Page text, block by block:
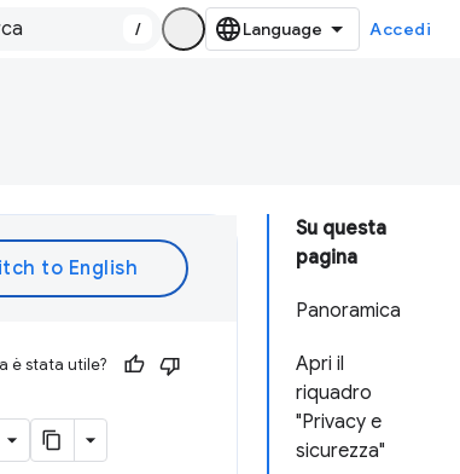
/ Accedi
Su questa
pagina
Panoramica
Apri il
riquadro
"Privacy e
sicurezza"
è stata utile?